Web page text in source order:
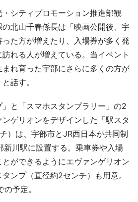
シティプロモーション推進部観
北山千春係長は「映画公開後、宇
た方が増えたり、入場券が多く発
れる人が増えている。当イベント
れ育った宇部にさらに多くの方が
話す。
と「スマホスタンプラリー」の2
ゲリオンをデザインした「駅スタ
）は、宇部市とJR西日本が共同制
新川駅に設置する。乗車券や入場
ができるようにエヴァンゲリオン
ンプ（直径約2センチ）も用意。
予定。